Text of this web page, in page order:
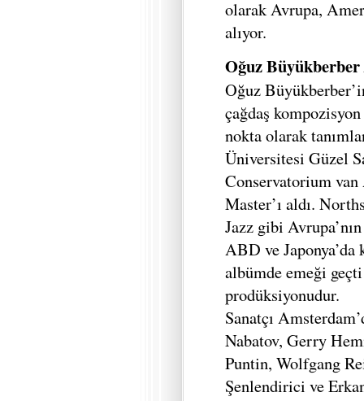
olarak Avrupa,
alıyor.
Oğuz
Oğuz
çağdaş
nokta olarak
Üniversitesi Güzel
Conservatorium
Master’ı aldı.
Jazz gibi
ABD ve
albümde emeği
prodüksiyonudur.
Sanatçı
Nabatov, Gerry
Puntin, Wolfgang
Şenlendirici ve